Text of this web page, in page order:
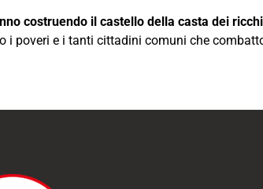
costruendo il castello della casta dei
i poveri e i tanti cittadini comuni che